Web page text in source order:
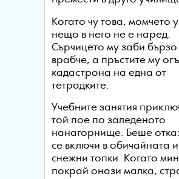
Когато чу това, момчето
нещо в него не е наред.
Сърчицето му заби бързо
врабче, а пръстите му
кадастрона на една от
тетрадките.
Учебните занятия
той пое по заледеното
нанагорнище. Беше
се включи в обичайната
снежни топки. Когато
покрай онази малка,